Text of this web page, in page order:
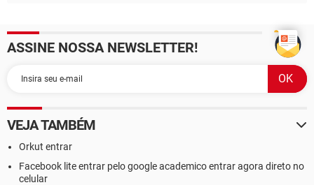
ASSINE NOSSA NEWSLETTER!
VEJA TAMBÉM
Orkut entrar
Facebook lite entrar pelo google academico entrar agora direto no
celular